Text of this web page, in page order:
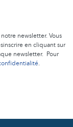
newsletter. Vous
en cliquant sur
newsletter. Pour
.